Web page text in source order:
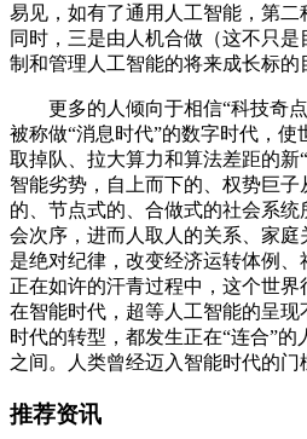
易见，如有了通用人工智能，第
同时，三是由人机合做（这不只
制和管理人工智能的将来成长标的
更多的人倾向于相信“科技奇点
被称做“消息时代”的数字时代，
取掉队、拉大算力和算法差距的新
智能劣势，自上而下的、权势巨
的、节点式的、合做式的社会系
会次序，进而人取人的关系、家
是绝对纪律，改变经济运转体例、
正在如许的汗青过程中，这个世
在智能时代，超等人工智能的呈
时代的转型，都发生正在“连合”
之间。人类曾经迈入智能时代的门
推荐资讯